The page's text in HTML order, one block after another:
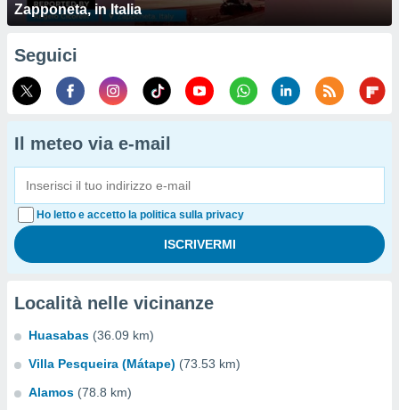
Zapponeta, in Italia
Seguici
Il meteo via e-mail
Ho letto e accetto la politica sulla privacy
Località nelle vicinanze
Huasabas (36.09 km)
Villa Pesqueira (Mátape) (73.53 km)
Alamos (78.8 km)